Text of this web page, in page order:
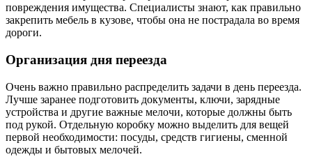
повреждения имущества. Специалисты знают, как правильно
закрепить мебель в кузове, чтобы она не пострадала во время
дороги.
Организация дня переезда
Очень важно правильно распределить задачи в день переезда.
Лучше заранее подготовить документы, ключи, зарядные
устройства и другие важные мелочи, которые должны быть
под рукой. Отдельную коробку можно выделить для вещей
первой необходимости: посуды, средств гигиены, сменной
одежды и бытовых мелочей.